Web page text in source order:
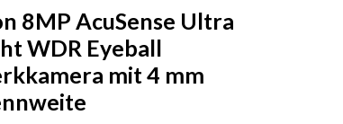
8MP AcuSense Ultra
WDR Eyeball
mit 4 mm